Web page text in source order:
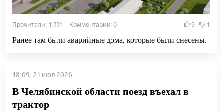
Прочитали: 1 331 Комментарии: 0 9 1
Ранее там были аварийные дома, которые были снесены.
18:09, 21 июл 2026
В Челябинской области поезд въехал в
трактор